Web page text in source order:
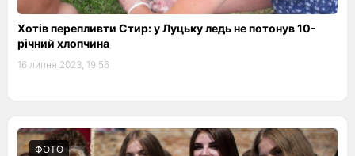
Хотів перепливти Стир: у Луцьку ледь не потонув 10-
річний хлопчина
16 липня 2023, 19:56
ФОТО